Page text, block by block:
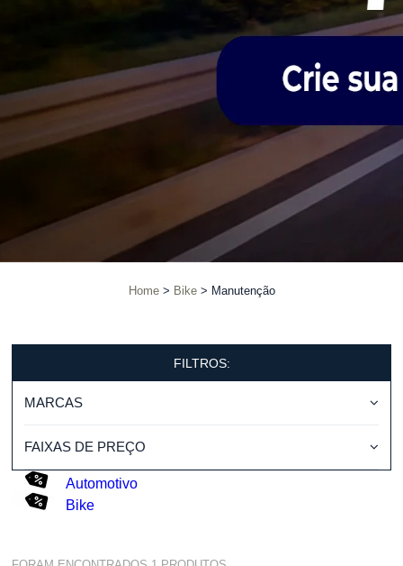
Home Bike Manutenção
FILTROS:
MARCAS
FAIXAS DE PREÇO
Automotivo
Bike